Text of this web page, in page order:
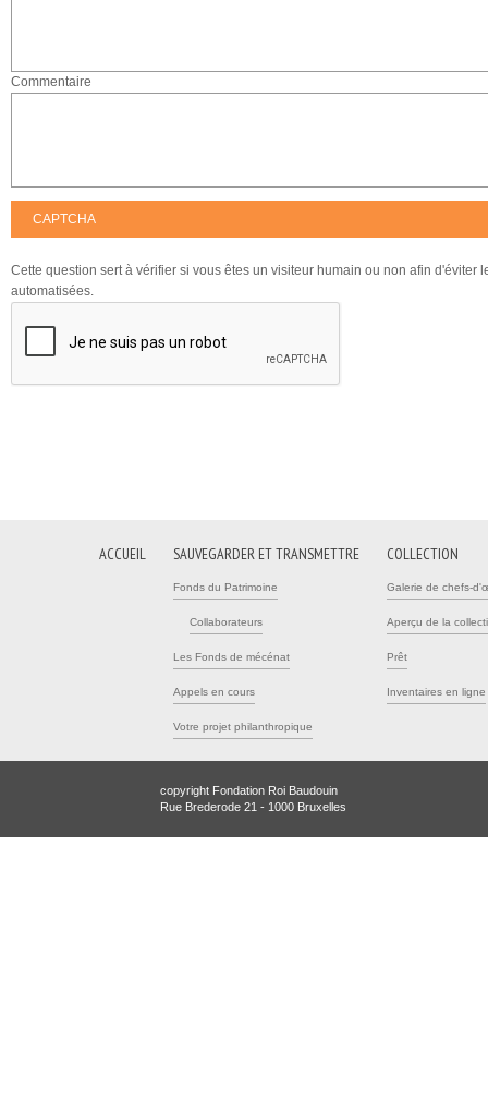
Commentaire
CAPTCHA
Cette question sert à vérifier si vous êtes un visiteur humain ou non afin d'éviter
automatisées.
ACCUEIL SAUVEGARDER ET TRANSMETTRE
Fonds du Patrimoine
Collaborateurs
Les Fonds de mécénat
Appels en cours
Votre projet philanthropique
COLLECTION
Galerie de chefs-
Aperçu de la
Prêt
Inventaires en ligne
copyright Fondation Roi Baudouin
Rue Brederode 21 - 1000 Bruxelles